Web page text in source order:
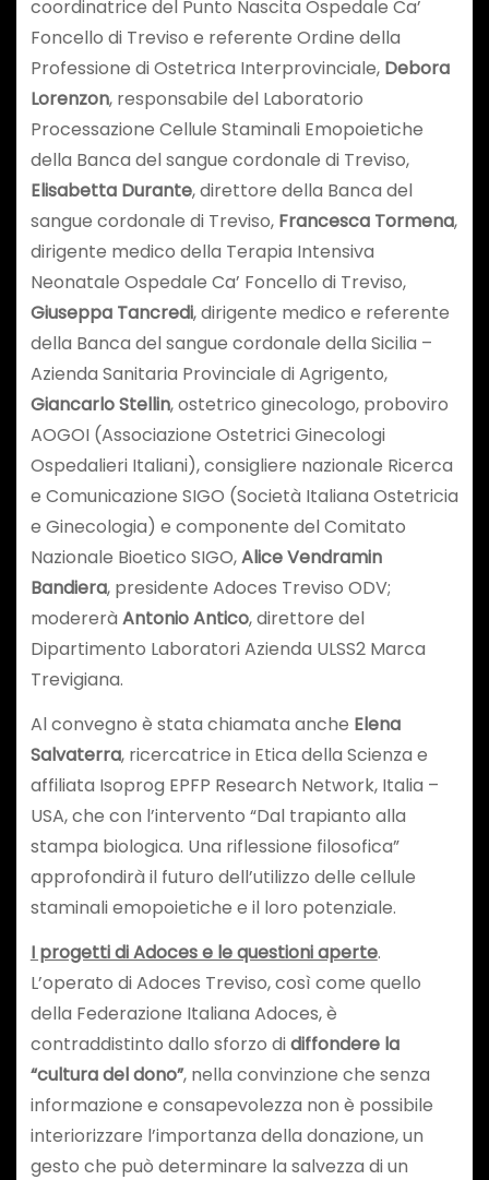
coordinatrice del Punto Nascita Ospedale Ca’
Foncello di Treviso e referente Ordine della
Professione di Ostetrica Interprovinciale, Debora
Lorenzon, responsabile del Laboratorio
Processazione Cellule Staminali Emopoietiche
della Banca del sangue cordonale di Treviso,
Elisabetta Durante, direttore della Banca del
sangue cordonale di Treviso, Francesca Tormena,
dirigente medico della Terapia Intensiva
Neonatale Ospedale Ca’ Foncello di Treviso,
Giuseppa Tancredi, dirigente medico e referente
della Banca del sangue cordonale della Sicilia –
Azienda Sanitaria Provinciale di Agrigento,
Giancarlo Stellin, ostetrico ginecologo, proboviro
AOGOI (Associazione Ostetrici Ginecologi
Ospedalieri Italiani), consigliere nazionale Ricerca
e Comunicazione SIGO (Società Italiana Ostetricia
e Ginecologia) e componente del Comitato
Nazionale Bioetico SIGO,Alice Vendramin
Bandiera, presidente Adoces Treviso ODV;
modererà Antonio Antico, direttore del
Dipartimento Laboratori Azienda ULSS2 Marca
Trevigiana.
Al convegno è stata chiamata anche Elena
Salvaterra, ricercatrice in Etica della Scienza e
affiliata Isoprog EPFP Research Network, Italia –
USA, che con l’intervento “Dal trapianto alla
stampa biologica. Una riflessione filosofica”
approfondirà il futuro dell’utilizzo delle cellule
staminali emopoietiche e il loro potenziale.
I progetti di Adoces e le questioni aperte.
L’operato di Adoces Treviso, così come quello
della Federazione Italiana Adoces, è
contraddistinto dallo sforzo didiffondere la
“cultura del dono”, nella convinzione che senza
informazione e consapevolezza non è possibile
interiorizzare l’importanza della donazione, un
gesto che può determinare la salvezza di un